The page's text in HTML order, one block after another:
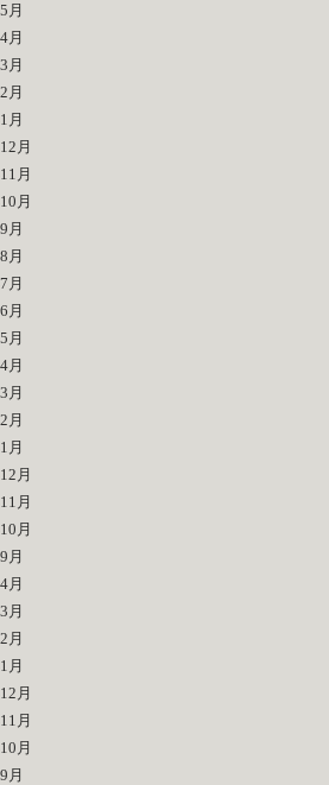
月
月
月
月
月
月
月
月
月
月
月
月
月
月
月
月
月
月
月
月
月
月
月
月
月
月
月
月
月